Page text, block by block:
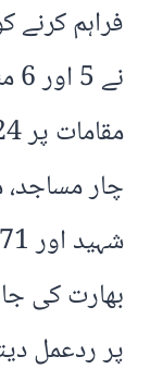
فراہم کرنے
بھارت کی
پر ردعمل